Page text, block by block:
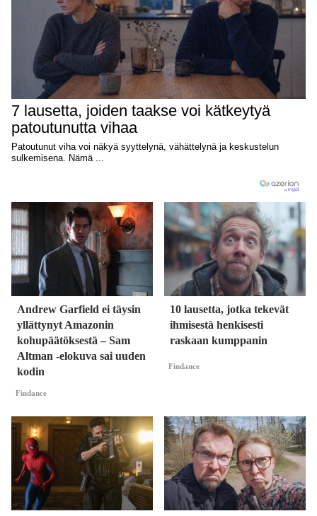
Andrew Garfield ei täysin
yllättynyt Amazonin
kohupäätöksestä – Sam
Altman -elokuva sai uuden
kodin
Findance
10 lausetta, jotka tekevät
ihmisestä henkisesti
raskaan kumppanin
Findance